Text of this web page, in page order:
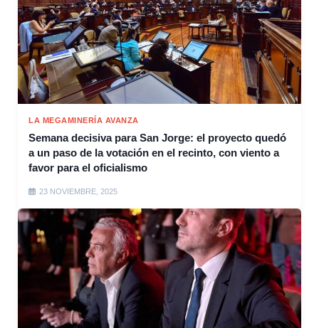
LA MEGAMINERÍA AVANZA
Semana decisiva para San Jorge: el proyecto quedó
a un paso de la votación en el recinto, con viento a
favor para el oficialismo
23 NOVIEMBRE, 2025